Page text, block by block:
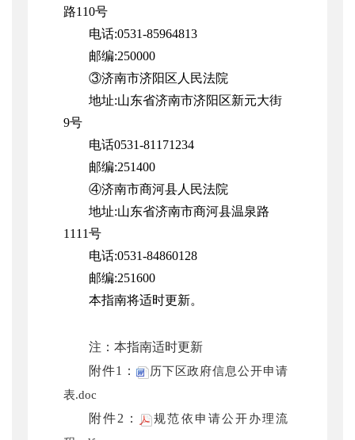
路110号
电话:0531-85964813
邮编:250000
③济南市济阳区人民法院
地址:山东省济南市济阳区新元大街
9号
电话0531-81171234
邮编:251400
④济南市商河县人民法院
地址:山东省济南市商河县温泉路
1111号
电话:0531-84860128
邮编:251600
本指南将适时更新。
注：本指南适时更新
附件1：
历下区政府信息公开申请
表.doc
附件2：
规范依申请公开办理流